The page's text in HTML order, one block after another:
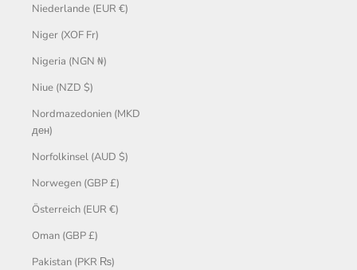
Niederlande (EUR €)
Niger (XOF Fr)
Nigeria (NGN ₦)
Niue (NZD $)
Nordmazedonien (MKD
ден)
Norfolkinsel (AUD $)
Norwegen (GBP £)
Österreich (EUR €)
Oman (GBP £)
Pakistan (PKR ₨)